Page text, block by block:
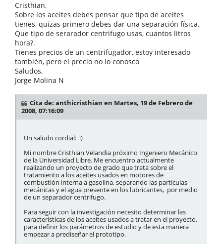
Cristhian,
Sobre los aceites debes pensar que tipo de aceites
tienes, quizas primero debes dar una separación física.
Que tipo de serarador centrifugo usas, cuantos litros
hora?.
Tienes precios de un centrifugador, estoy interesado
también, pero el precio no lo conosco
Saludos,
Jorge Molina N
Cita de: anthicristhian en Martes, 19 de Febrero de
2008, 07:16:09
Un saludo cordial: :)
Mi nombre Cristhian Velandia próximo Ingeniero Mecánico
de la Universidad Libre. Me encuentro actualmente
realizando un proyecto de grado que trata sobre el
tratamiento a los aceites usados en motores de
combustión interna a gasolina, separando las partículas
mecánicas y el agua presente en los lubricantes, por medio
de un separador centrifugo.
Para seguir con la investigación necesito determinar las
características de los aceites usados a tratar en el proyecto,
para definir los parámetros de estudio y de esta manera
empezar a prediseñar el prototipo.